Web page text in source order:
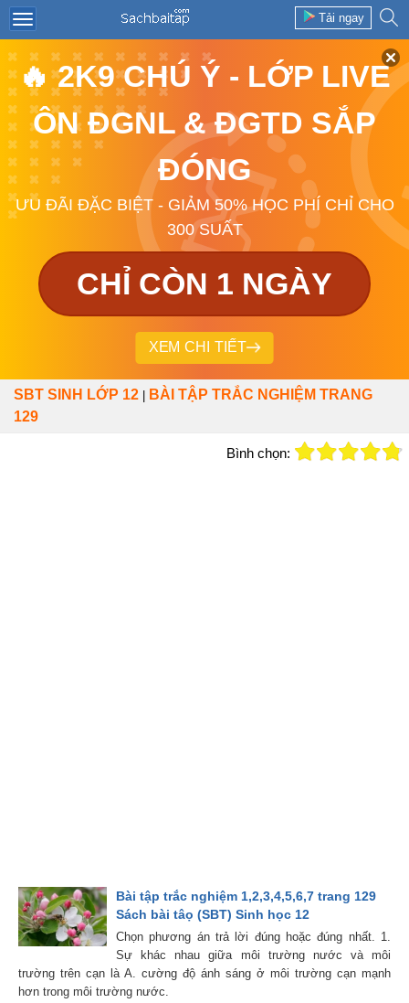
Tải ngay
🔥 2K9 CHÚ Ý - LỚP LIVE
ÔN ĐGNL & ĐGTD SẮP
ĐÓNG
ƯU ĐÃI ĐẶC BIỆT - GIẢM 50% HỌC PHÍ CHỈ CHO
300 SUẤT
CHỈ CÒN 1 NGÀY
XEM CHI TIẾT
SBT SINH LỚP 12
BÀI TẬP TRẮC NGHIỆM TRANG
129
Bình chọn:
Bài tập trắc nghiệm 1,2,3,4,5,6,7 trang 129
Sách bài tâọ (SBT) Sinh học 12
Chọn phương án trả lời đúng hoặc đúng nhất. 1.
Sự khác nhau giữa môi trường nước và môi
trường trên cạn là A. cường độ ánh sáng ở môi trường cạn mạnh
hơn trong môi trường nước.